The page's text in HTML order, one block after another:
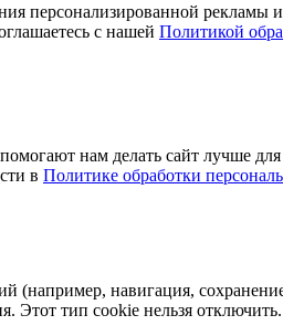
персонализированной рекламы
с нашей Политикой
нам делать сайт лучше
в Политике обработки
навигация,
Этот тип cookie нельзя отключить.